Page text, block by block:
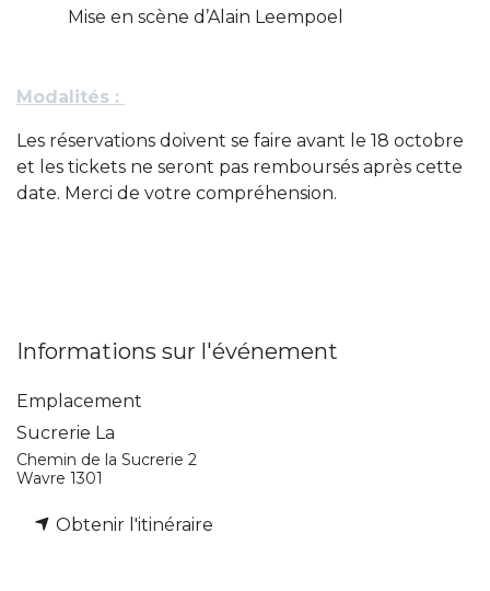
Mise en scène d’Alain Leempoel
Modalités :
Les réservations doivent se faire avant le 18 octobre
et les tickets ne seront pas remboursés après cette
date. Merci de votre compréhension.
Informations sur l'événement
Emplacement
Sucrerie La
Chemin de la Sucrerie 2
Wavre 1301
Obtenir l'itinéraire